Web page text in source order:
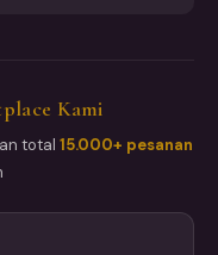
Kami
total15.000+ pesanan